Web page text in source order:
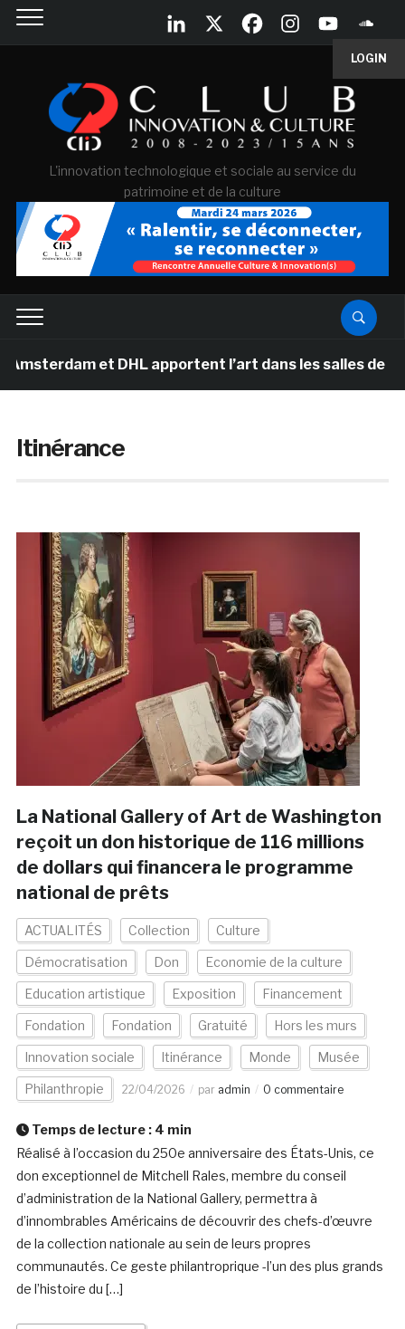
LOGIN
L'innovation technologique et sociale au service du
patrimoine et de la culture
et DHL apportent l’art dans les salles de classe des
Itinérance
La National Gallery of Art de Washington
reçoit un don historique de 116 millions
de dollars qui financera le programme
national de prêts
ACTUALITÉS Collection Culture
Démocratisation Don Economie de la culture
Education artistique Exposition Financement
Fondation Fondation Gratuité Hors les murs
Innovation sociale Itinérance Monde Musée
Philanthropie 22/04/2026 par admin 0 commentaire
Temps de lecture : 4 min
Réalisé à l’occasion du 250e anniversaire des États-Unis, ce
don exceptionnel de Mitchell Rales, membre du conseil
d’administration de la National Gallery, permettra à
d’innombrables Américains de découvrir des chefs-d’œuvre
de la collection nationale au sein de leurs propres
communautés. Ce geste philantroprique -l’un des plus grands
de l’histoire du […]